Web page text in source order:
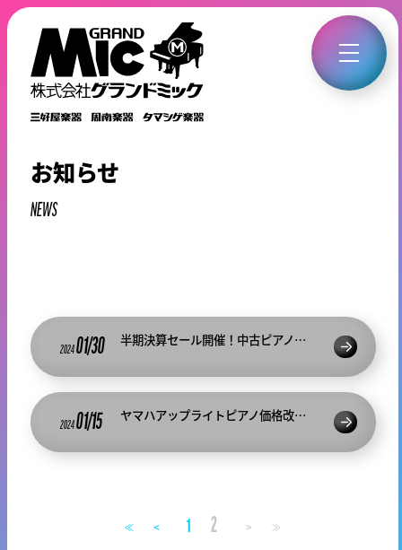
お知らせ
NEWS
202401/30 半期決算セール開催！中古ピアノ全品10%OFF 周南楽器
202401/15 ヤマハアップライトピアノ価格改定2024.2.1より
≪ < 1 2 > ≫